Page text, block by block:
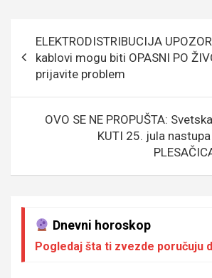
o
o
k
g
e
g
er
чланка
ELEKTRODISTRIBUCIJA
kablovi mogu biti OPASNI PO
prijavite problem
OVO SE NE PROPUŠTA:
KUTI 25. jula
Dnevni horoskop
Pogledaj šta ti zvezde poručuju